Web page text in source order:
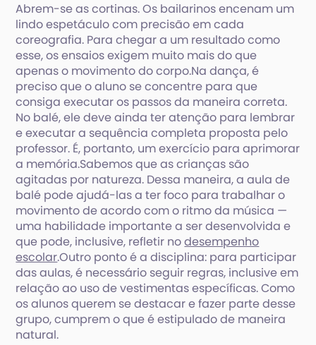
Abrem-se as cortinas. Os bailarinos encenam um
lindo espetáculo com precisão em cada
coreografia. Para chegar a um resultado como
esse, os ensaios exigem muito mais do que
apenas o movimento do corpo.Na dança, é
preciso que o aluno se concentre para que
consiga executar os passos da maneira correta.
No balé, ele deve ainda ter atenção para lembrar
e executar a sequência completa proposta pelo
professor. É, portanto, um exercício para aprimorar
a memória.Sabemos que as crianças são
agitadas por natureza. Dessa maneira, a aula de
balé pode ajudá-las a ter foco para trabalhar o
movimento de acordo com o ritmo da música —
uma habilidade importante a ser desenvolvida e
que pode, inclusive, refletir nodesempenho
escolar.Outro ponto é a disciplina: para participar
das aulas, é necessário seguir regras, inclusive em
relação ao uso de vestimentas específicas. Como
os alunos querem se destacar e fazer parte desse
grupo, cumprem o que é estipulado de maneira
natural.